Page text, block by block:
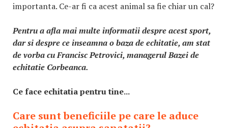
importanta. Ce-ar fi ca acest animal sa fie chiar un cal?
Pentru a afla mai multe informatii despre acest sport,
dar si despre ce inseamna o baza de echitatie, am stat
de vorba cu Francisc Petrovici, managerul Bazei de
echitatie Corbeanca.
Ce face echitatia pentru tine...
Care sunt beneficiile pe care le aduce